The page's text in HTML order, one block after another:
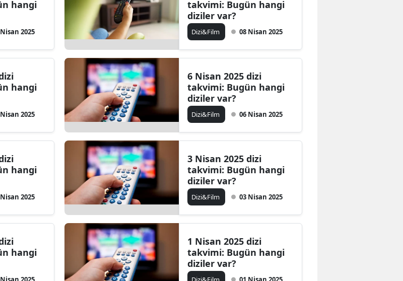
Edirne
Elazığ
Erzurum
Eskişehir
Gaziantep
Gümüşhane
Hakkari
Hatay
Mersin
İstanbul
hangi
2025
takvimi: Bugün hangi
diziler var?
Dizi&Film 08 Nisan 2025
hangi
2025
6 Nisan 2025 dizi
takvimi: Bugün hangi
diziler var?
Dizi&Film 06 Nisan 2025
hangi
2025
3 Nisan 2025 dizi
takvimi: Bugün hangi
diziler var?
Dizi&Film 03 Nisan 2025
hangi
1 Nisan 2025 dizi
takvimi: Bugün hangi
diziler var?